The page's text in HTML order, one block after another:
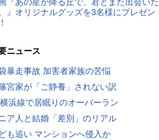
』オリジナルグッズを3名様にプレゼン
ニュース
暴走事故 加害者家族の苦悩
宮家が「ご静養」されない訳
浜線で居眠りのオーバーラン
ア人と結婚「差別」のリアル
も追い マンションへ侵入か